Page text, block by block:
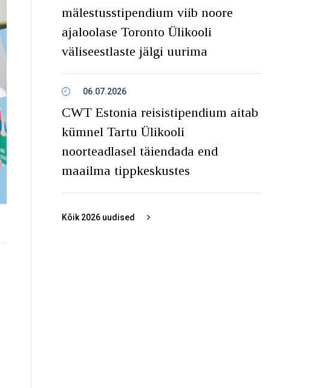
mälestusstipendium viib noore
ajaloolase Toronto Ülikooli
väliseestlaste jälgi uurima
06.07.2026
CWT Estonia reisistipendium aitab
kümnel Tartu Ülikooli
noorteadlasel täiendada end
maailma tippkeskustes
Kõik 2026 uudised